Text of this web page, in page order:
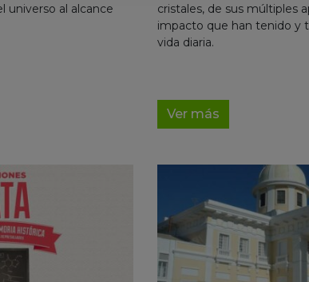
al alcance
cristales, de sus múltiples
impacto que han tenido y
vida diaria.
Ver más